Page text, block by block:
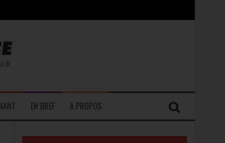
les travailleurs »
EN BREF A PROPOS